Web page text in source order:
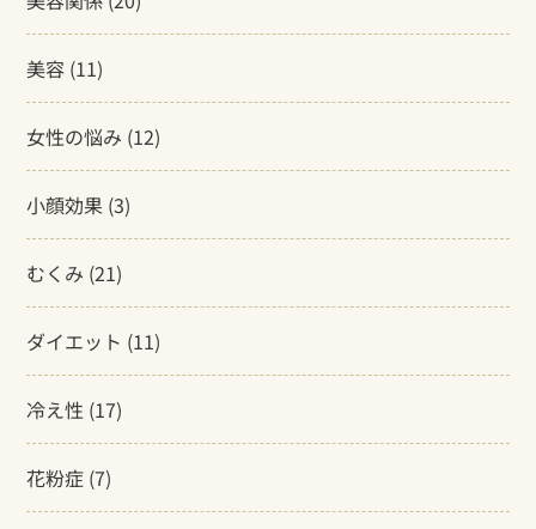
美容 (11)
女性の悩み (12)
小顔効果 (3)
むくみ (21)
ダイエット (11)
冷え性 (17)
花粉症 (7)